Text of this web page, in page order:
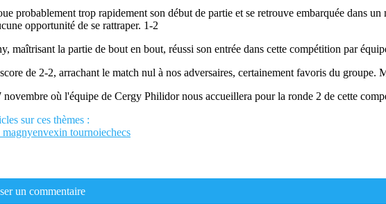
probablement trop rapidement son début de partie et se retrouve embarquée dans un
opportunité de se rattraper. 1-2
maîtrisant la partie de bout en bout, réussi son entrée dans cette compétition par
de 2-2, arrachant le match nul à nos adversaires, certainement favoris du groupe.
où l'équipe de Cergy Philidor nous accueillera pour la ronde 2 de cette
sur ces thèmes :
magnyenvexin tournoiechecs
un commentaire